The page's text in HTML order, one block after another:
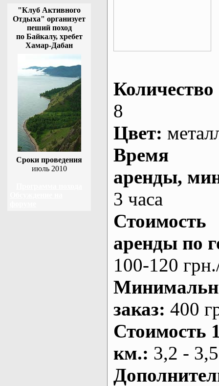
"Клуб Активного
Отдыха" организует
пеший поход
по Байкалу, хребет
Хамар-Дабан
Сроки проведения
июль 2010
Количество
8
Цвет:
Время
аренды,
3 часа
Стоимость
аренды по
100-120
заказ: 400
Стоимость
км.: 3,2 -